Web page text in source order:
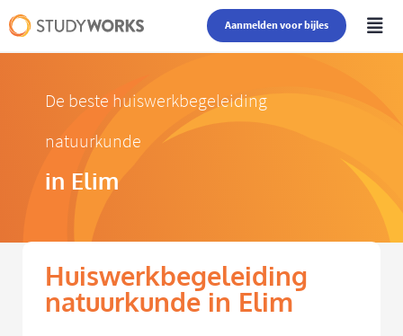
Aanmelden voor bijles
De beste huiswerkbegeleiding
natuurkunde
in Elim
Huiswerkbegeleiding
natuurkunde in Elim